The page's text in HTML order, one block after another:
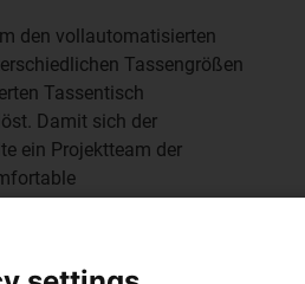
den vollautomatisierten
Tassengrößen
Tassentisch
Damit sich der
ein Projektteam der
durch Sensoren, die
Mechanik
setzt. Die Sensoren